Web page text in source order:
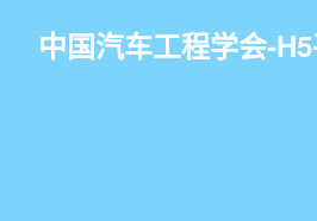
中国汽车工程学会-